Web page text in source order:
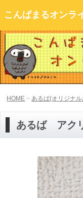
こんぱまるオンラ
HOME あるば(オリジナ
あるば アク